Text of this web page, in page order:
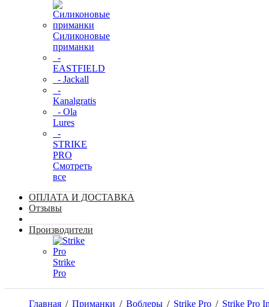
Силиконовые
приманки
-
EASTFIELD
- Jackall
-
Kanalgratis
- Ola
Lures
-
STRIKE
PRO
Смотреть
все
ОПЛАТА И ДОСТАВКА
Отзывы
Производители
Strike
Pro
Главная / Приманки / Воблеры / Strike Pro / Strike Pro